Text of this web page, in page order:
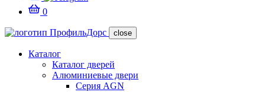
0
close
Каталог
Каталог дверей
Алюминиевые двери
Серия AGN